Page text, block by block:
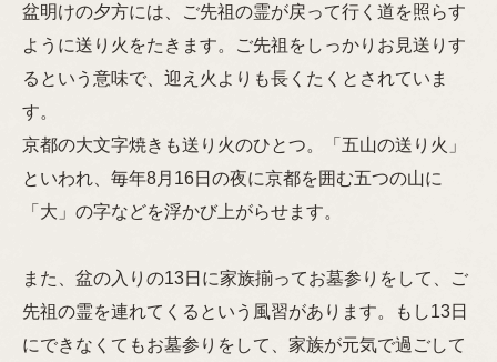
盆明けの夕方には、ご先祖の霊が戻って行く道を照らす
ように送り火をたきます。ご先祖をしっかりお見送りす
るという意味で、迎え火よりも長くたくとされていま
す。
京都の大文字焼きも送り火のひとつ。「五山の送り火」
といわれ、毎年8月16日の夜に京都を囲む五つの山に
「大」の字などを浮かび上がらせます。
また、盆の入りの13日に家族揃ってお墓参りをして、ご
先祖の霊を連れてくるという風習があります。もし13日
にできなくてもお墓参りをして、家族が元気で過ごして